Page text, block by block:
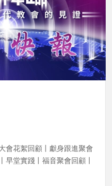
會花絮回顧丨獻身跟進聚會
早堂實踐丨福音聚會回顧丨